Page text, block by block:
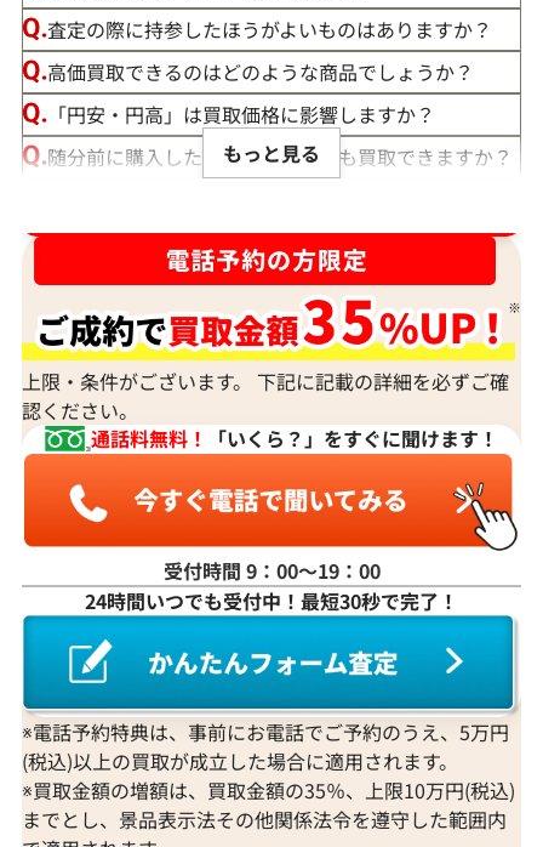
査定の際に持参したほうがよいものはありますか？
高価買取できるのはどのような商品でしょうか？
「円安・円高」は買取価格に影響しますか？
随分前に購入したダイヤモンドでも買取できますか？
宝石の大きさは買取価格に影響する？
ダイヤモンドの買取価格には、どんなことが影響しま
すか？
身分証明書がなぜ必要？
もっと見る
上限・条件がございます。 下記に記載の詳細を必ずご確
認ください。
通話料無料！
「いくら？」をすぐに聞けます！
受付時間 9：00〜19：00
24時間いつでも受付中！最短30秒で完了！
※電話予約特典は、事前にお電話でご予約のうえ、5万円
(税込)以上の買取が成立した場合に適用されます。
※買取金額の増額は、買取金額の35％、上限10万円(税込)
までとし、景品表示法その他関係法令を遵守した範囲内